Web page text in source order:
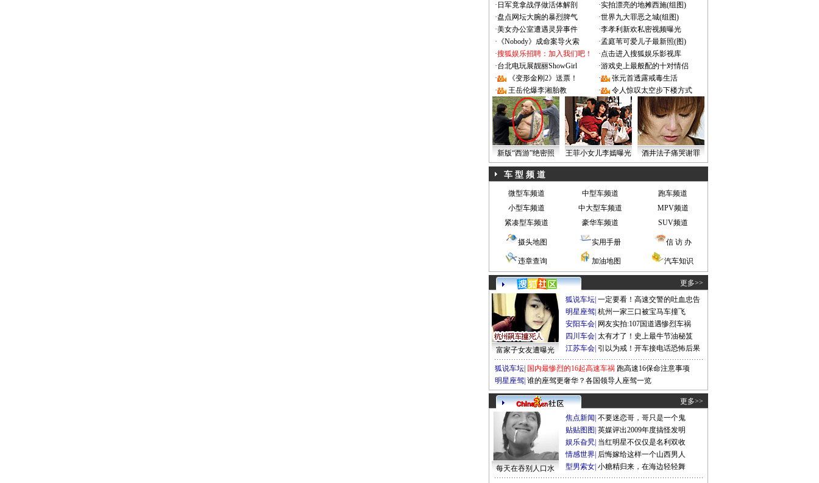
· 日军竟拿战俘做活体解剖 ·实拍漂亮的地摊西施(组图)
·盘点网坛大腕的暴烈脾气 ·世界九大罪恶之城(组图)
·美女办公室遭遇灵异事件 ·李孝利新欢私密视频曝光
· 《Nobody》成命案导火索 ·孟庭苇可爱儿子最新照(图)
·搜狐娱乐招聘：加入我们吧！ ·点击进入搜狐娱乐影视库
·台北电玩展靓丽ShowGirl ·游戏史上最般配的十对情侣
·
《变形金刚2》送票！ ·
张元首透露戒毒生活
·
王岳伦爆李湘胎教 · 令人惊叹太空步下楼方式
新版“西游”绝密照 王菲小女儿李嫣曝光 酒井法子痛哭谢罪
车 型 频 道
微型车频道 中型车频道
跑车频道
小型车频道
中大型车频道
MPV频道
紧凑型车频道
豪华车频道 SUV频道
摄头地图 实用手册 信 访 办
违章查询 加油地图 汽车知识
更多>>
富家子女友遭曝光
狐说车坛 一定要看！高速交警的吐血忠告
明星座驾 杭州一家三口被宝马车撞飞
安阳车会 网友实拍:107国道遇惨烈车祸
四川车会 太有才了！史上最牛节油秘笈
江苏车会 引以为戒！开车接电话恐怖后果
狐说车坛 国内最惨烈的16起高速车祸 跑高速16保命注意事项
明星座驾 谁的座驾更奢华？各国领导人座驾一览
更多>>
每天在吞别人口水
焦点新闻 不要迷恋哥，哥只是一个鬼
贴贴图图 英媒评出2009年度搞怪发明
娱乐旮旯 当红明星不仅仅是名利双收
情感世界 后悔嫁给这样一个山西男人
型男索女 小糖精归来，在海边轻轻舞